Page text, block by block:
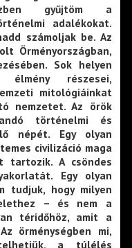
gyűjtöm a
adalékokat.
számoljak be. Az
Örményországban,
Sok helyen
részesei,
mitológiáinkat
nemzetet. Az örök
történelmi és
népét. Egy olyan
civilizáció maga
tartozik. A csöndes
Egy olyan
tudjuk, hogy milyen
– és nem a
téridőhöz, amit a
örménységben mi,
a túlélés